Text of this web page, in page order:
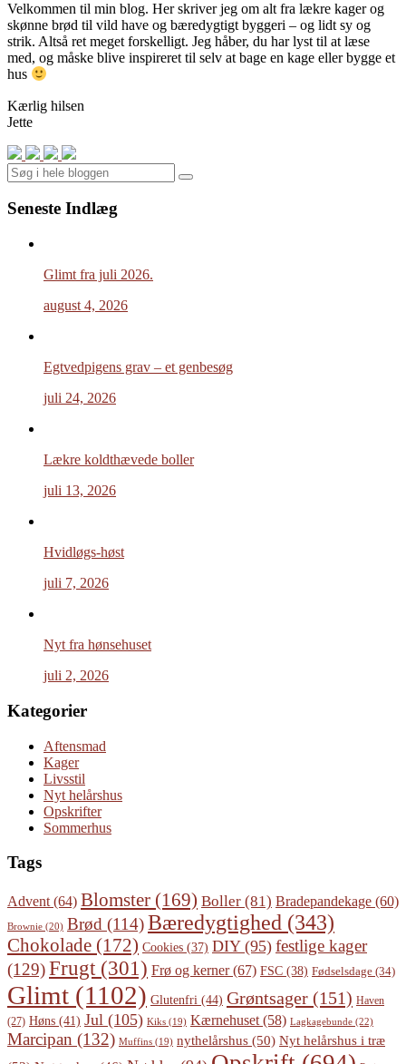
Velkommen til min blog. Her skriver jeg om alt fra lækre kager og
skønne brød til vild have og bæredygtigt byggeri – og lidt sy og
strik. Altså ret meget forskelligt. Jeg håber, du har lyst til at læse
med, og måske blive inspireret til selv at bage en kage eller bygge et
hus
Kærlig hilsen
Jette
Search
Seneste Indlæg
Glimt fra juli 2026.
august 4, 2026
Egtvedpigens grav – et genbesøg
juli 24, 2026
Lækre koldthævede boller
juli 13, 2026
Hvidløgs-høst
juli 7, 2026
Nyt fra hønsehuset
juli 2, 2026
Kategorier
Aftensmad
Kager
Livsstil
Nyt helårshus
Opskrifter
Sommerhus
Tags
Advent (64) Blomster (169) Boller (81) Bradepandekage (60)
Brownie (20) Brød (114)Bæredygtighed (343)
Chokolade (172) Cookies (37) DIY(95) festlige kager
(129)Frugt (301) Frø og kerner(67) FSC (38) Fødselsdage (34)
Glimt (1102) Glutenfri (44) Grøntsager (151) Haven
(27) Høns (41) Jul (105) Kiks (19) Kærnehuset (58) Lagkagebunde (22)
Marcipan (132) Muffins (19) nythelårshus (50) Nyt helårshus i træ